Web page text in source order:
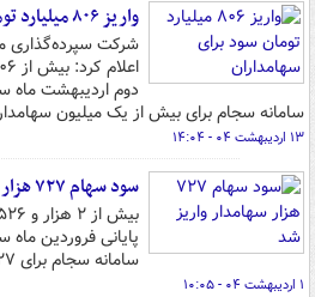
واریز ۸۰۶ میلیارد تومان سود برای سهامداران
شرکت سپرده‌گذاری
دوم اردیبهشت ماه
سامانه سجام برای بیش از یک میلیون
۱۳ اردیبهشت ۰۴ - ۱۴:۰۴
سود سهام ۷۲۷ هزار سهامدار واریز شد
پایانی فروردین
سامانه سجام برای ۷۲۷ هزار سهامدار واریز شد.
۱ اردیبهشت ۰۴ - ۱۰:۰۵